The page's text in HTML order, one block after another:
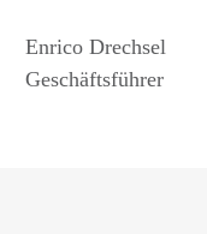
Enrico Drechsel
Geschäftsführer